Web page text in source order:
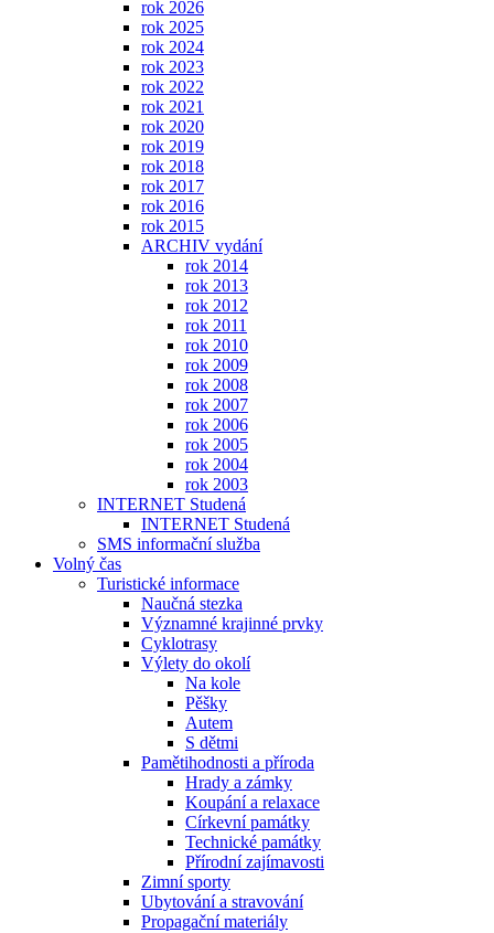
rok 2026
rok 2025
rok 2024
rok 2023
rok 2022
rok 2021
rok 2020
rok 2019
rok 2018
rok 2017
rok 2016
rok 2015
ARCHIV vydání
rok 2014
rok 2013
rok 2012
rok 2011
rok 2010
rok 2009
rok 2008
rok 2007
rok 2006
rok 2005
rok 2004
rok 2003
INTERNET Studená
INTERNET Studená
SMS informační služba
Volný čas
Turistické informace
Naučná stezka
Významné krajinné prvky
Cyklotrasy
Výlety do okolí
Na kole
Pěšky
Autem
S dětmi
Pamětihodnosti a příroda
Hrady a zámky
Koupání a relaxace
Církevní památky
Technické památky
Přírodní zajímavosti
Zimní sporty
Ubytování a stravování
Propagační materiály